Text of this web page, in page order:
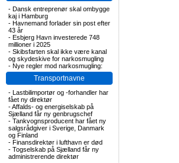
- Dansk entreprenør skal ombygge
kaj i Hamburg
- Havnemand forlader sin post efter
43 år
- Esbjerg Havn investerede 748
millioner i 2025
- Skibsfarten skal ikke være kanal
og skydeskive for narkosmugling
- Nye regler mod narkosmugling:
Transportnavne
- Lastbilimportør og -forhandler har
fået ny direktør
-Affalds- og energiselskab på
Sjælland får ny genbrugschef
- Tankvognsproducent har fået ny
salgsrådgiver i Sverige, Danmark
og Finland
- Finansdirektør i lufthavn er død
- Togselskab på Sjælland får ny
administrerende direktør